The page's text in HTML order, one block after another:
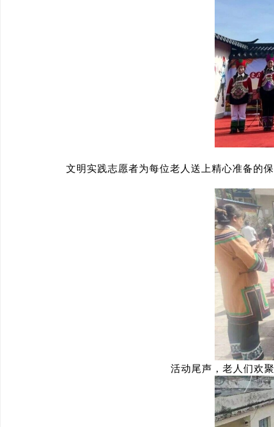
文明实践志愿者为每位老人送上精心准备的
活动尾声，老人们欢聚